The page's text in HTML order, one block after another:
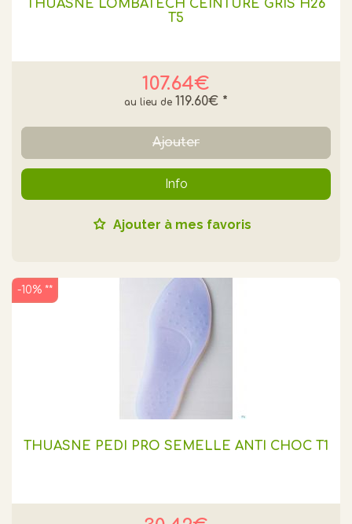
THUASNE LOMBATECH CEINTURE GRIS H26
T5
107.64€
119.60€ *
Ajouter
Info
Ajouter à mes favoris
THUASNE PEDI PRO SEMELLE ANTI CHOC T1
-10% **